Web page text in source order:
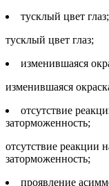
тусклый цвет глаз;
тусклый цвет глаз;
изменившаяся
изменившаяся
отсутствие
заторможенность;
отсутствие реакции
заторможенность;
проявление